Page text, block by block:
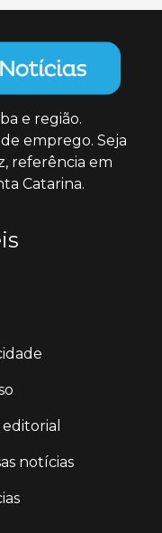
e região.
emprego. Seja
referência em
Catarina.
notícias